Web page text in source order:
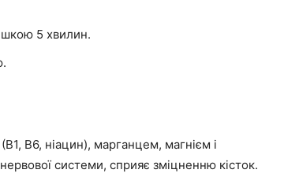
5 хвилин.
В6, ніацин), марганцем, магнієм і
системи, сприяє зміцненню кісток.